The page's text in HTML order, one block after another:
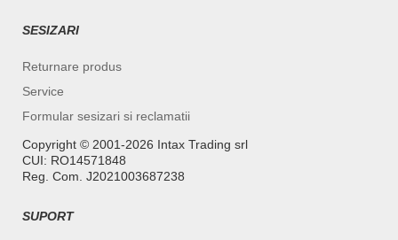
SESIZARI
Returnare produs
Service
Formular sesizari si reclamatii
Copyright ©️ 2001-2026 Intax Trading srl
CUI: RO14571848
Reg. Com. J2021003687238
SUPORT